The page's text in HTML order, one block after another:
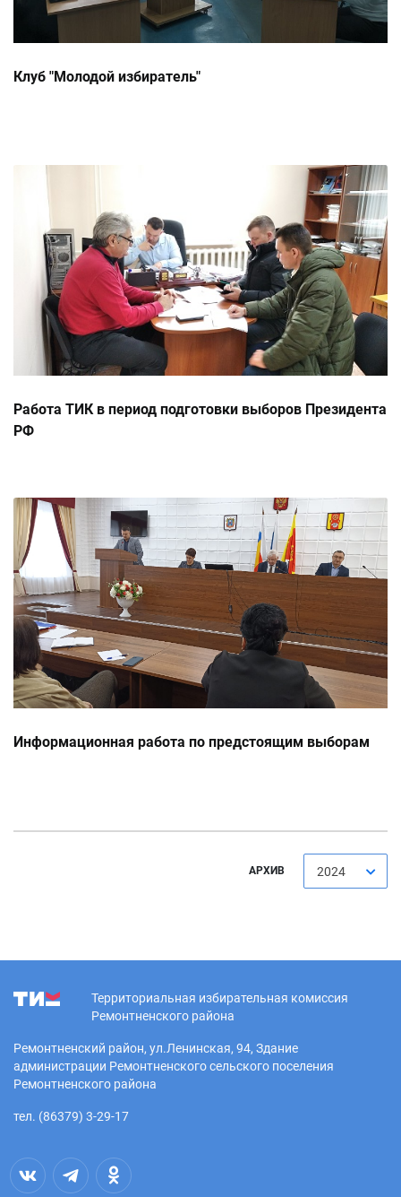
Клуб "Молодой избиратель"
Работа ТИК в период подготовки выборов Президента
РФ
Информационная работа по предстоящим выборам
АРХИВ 2024
Территориальная избирательная комиссия
Ремонтненского района
Ремонтненский район, ул.Ленинская, 94, Здание
администрации Ремонтненского сельского поселения
Ремонтненского района
тел. (86379) 3-29-17